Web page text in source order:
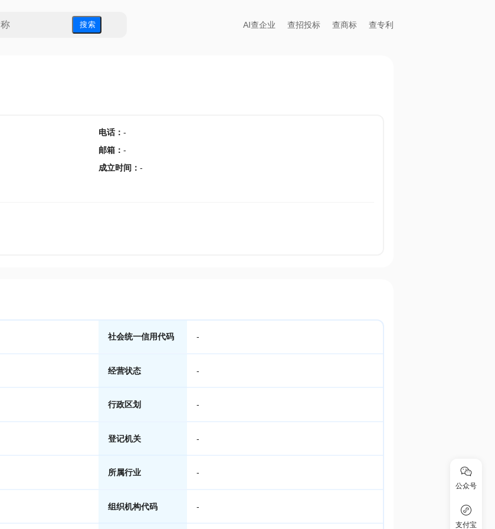
搜 索 AI查企业 查招投标 查商标 查专利
电话： -
邮箱 ： -
成立时间 ： -
社会统一信用代码 -
经营状态 -
行政区划 -
登记机关 -
所属行业 -
组织机构代码 -
公众号
支付宝